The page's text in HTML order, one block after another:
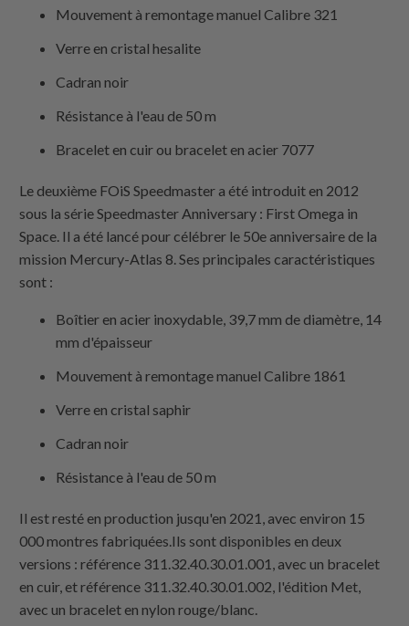
Mouvement à remontage manuel Calibre 321
Verre en cristal hesalite
Cadran noir
Résistance à l'eau de 50 m
Bracelet en cuir ou bracelet en acier 7077
Le deuxième FOiS Speedmaster a été introduit en 2012
sous la série Speedmaster Anniversary : First Omega in
Space. Il a été lancé pour célébrer le 50e anniversaire de la
mission Mercury-Atlas 8. Ses principales caractéristiques
sont :
Boîtier en acier inoxydable, 39,7 mm de diamètre, 14
mm d'épaisseur
Mouvement à remontage manuel Calibre 1861
Verre en cristal saphir
Cadran noir
Résistance à l'eau de 50 m
Il est resté en production jusqu'en 2021, avec environ 15
000 montres fabriquées.Ils sont disponibles en deux
versions : référence 311.32.40.30.01.001, avec un bracelet
en cuir, et référence 311.32.40.30.01.002, l'édition Met,
avec un bracelet en nylon rouge/blanc.